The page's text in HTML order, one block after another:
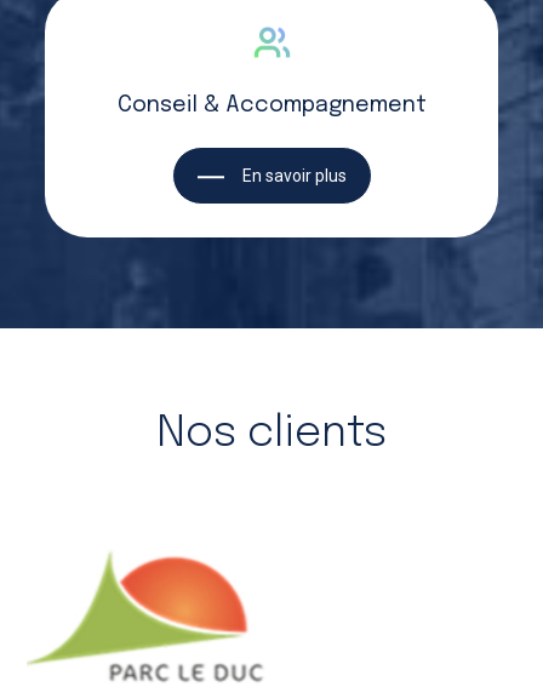
Conseil & Accompagnement
En savoir plus
Nos clients